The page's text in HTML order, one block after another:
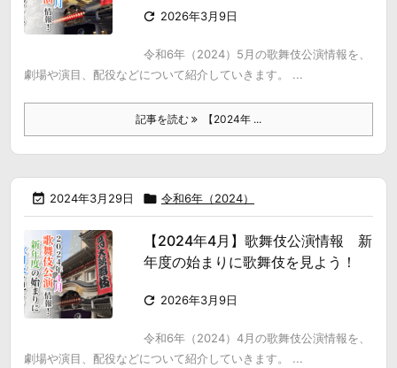
 2026年3月9日
令和6年（2024）5月の歌舞伎公演情報を、
劇場や演目、配役などについて紹介していきます。 ...
記事を読む 【2024年 ...
 2024年3月29日  令和6年（2024）
【2024年4月】歌舞伎公演情報 新
年度の始まりに歌舞伎を見よう！
 2026年3月9日
令和6年（2024）4月の歌舞伎公演情報を、
劇場や演目、配役などについて紹介していきます。 ...